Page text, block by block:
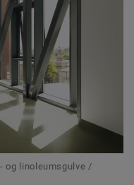
og linoleumsgulve /